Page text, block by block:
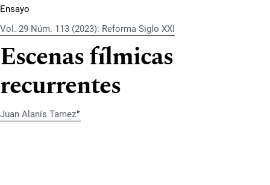
Ensayo
Vol. 29 Núm. 113 (2023): Reforma Siglo XXI
Escenas fílmicas
recurrentes
Juan Alanís Tamez▸